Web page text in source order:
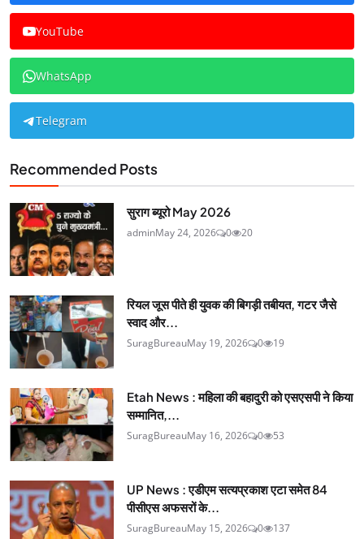
YouTube
WhatsApp
Telegram
Recommended Posts
सुराग ब्यूरो May 2026
adminMay 24, 2026 0 20
रियल जूस पीते ही युवक की बिगड़ी तबीयत, गटर जैसे
स्वाद और...
SuragBureauMay 19, 2026 0 19
Etah News : महिला की बहादुरी को एसएसपी ने किया
सम्मानित,...
SuragBureauMay 16, 2026 0 53
UP News : एडीएम सत्यप्रकाश एटा समेत 84
पीसीएस अफसरों के...
SuragBureauMay 15, 2026 0 137